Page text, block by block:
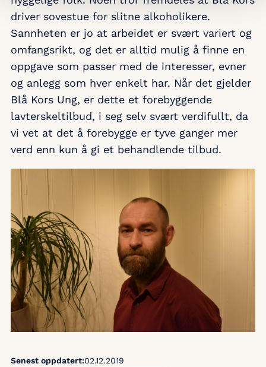
driver sovestue for slitne alkoholikere.
Sannheten er jo at arbeidet er svært variert og
omfangsrikt, og det er alltid mulig å finne en
oppgave som passer med de interesser, evner
og anlegg som hver enkelt har. Når det gjelder
Blå Kors Ung, er dette et forebyggende
lavterskeltilbud, i seg selv svært verdifullt, da
vi vet at det å forebygge er tyve ganger mer
verd enn kun å gi et behandlende tilbud.
Senest oppdatert:02.12.2019